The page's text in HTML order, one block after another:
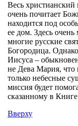
Весь
очень почитает
находится под
ее дом. Здесь
многие русские
Богородица.
Иисуса –
не Дева Мария, что
только небесные
миссия будет
сказанному в
Вверху